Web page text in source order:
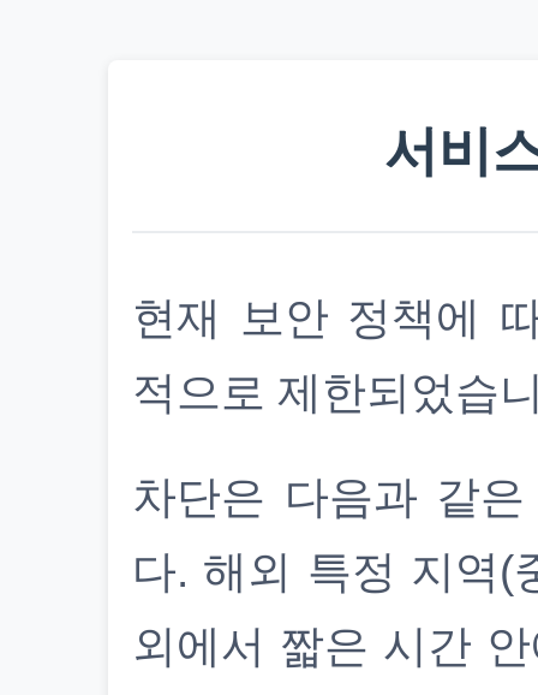
서비
현재 보안 정책에
적으로 제한되었습
차단은 다음과 같
다. 해외 특정 지역(
외에서 짧은 시간